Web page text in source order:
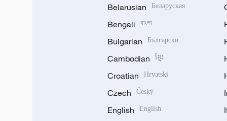
Belarusian Беларуская
Bengali বাংলা
Bulgarian Български
Cambodian ខ្មែរ
Croatian Hrvatski
Czech Český
English English